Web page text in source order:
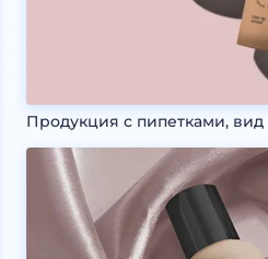
Продукция с пипетками, вид